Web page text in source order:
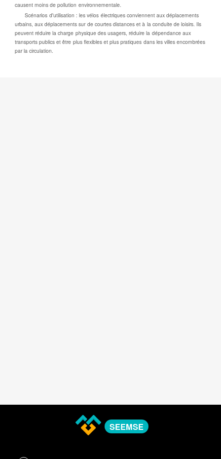
causent moins de pollution environnementale.
Scénarios d'utilisation : les vélos électriques conviennent aux déplacements
urbains, aux déplacements sur de courtes distances et à la conduite de loisirs. Ils
peuvent réduire la charge physique des usagers, réduire la dépendance aux
transports publics et être plus flexibles et plus pratiques dans les villes encombrées
par la circulation.
SEEMSE